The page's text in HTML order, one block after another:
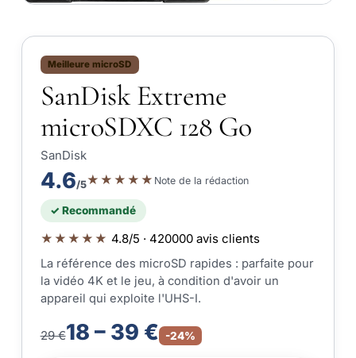
Meilleure microSD
SanDisk Extreme
microSDXC 128 Go
SanDisk
4.6/5★★★★★ Note de la rédaction
✓ Recommandé
★★★★★ 4.8/5 · 420000 avis clients
La référence des microSD rapides : parfaite pour
la vidéo 4K et le jeu, à condition d'avoir un
appareil qui exploite l'UHS-I.
29 €18 – 39 € -24%